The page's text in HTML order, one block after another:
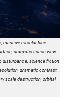
massive circular blue
dramatic space view
disturbance, science fiction
dramatic contrast
scale destruction, orbital